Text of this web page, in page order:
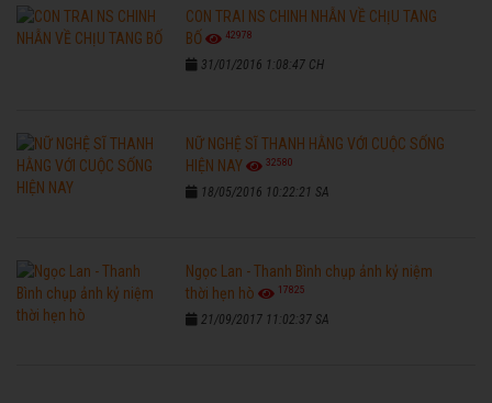
CON TRAI NS CHINH NHẪN VỀ CHỊU TANG
BỐ
42978
31/01/2016 1:08:47 CH
NỮ NGHỆ SĨ THANH HẰNG VỚI CUỘC SỐNG
HIỆN NAY
32580
18/05/2016 10:22:21 SA
Ngọc Lan - Thanh Bình chụp ảnh kỷ niệm
thời hẹn hò
17825
21/09/2017 11:02:37 SA